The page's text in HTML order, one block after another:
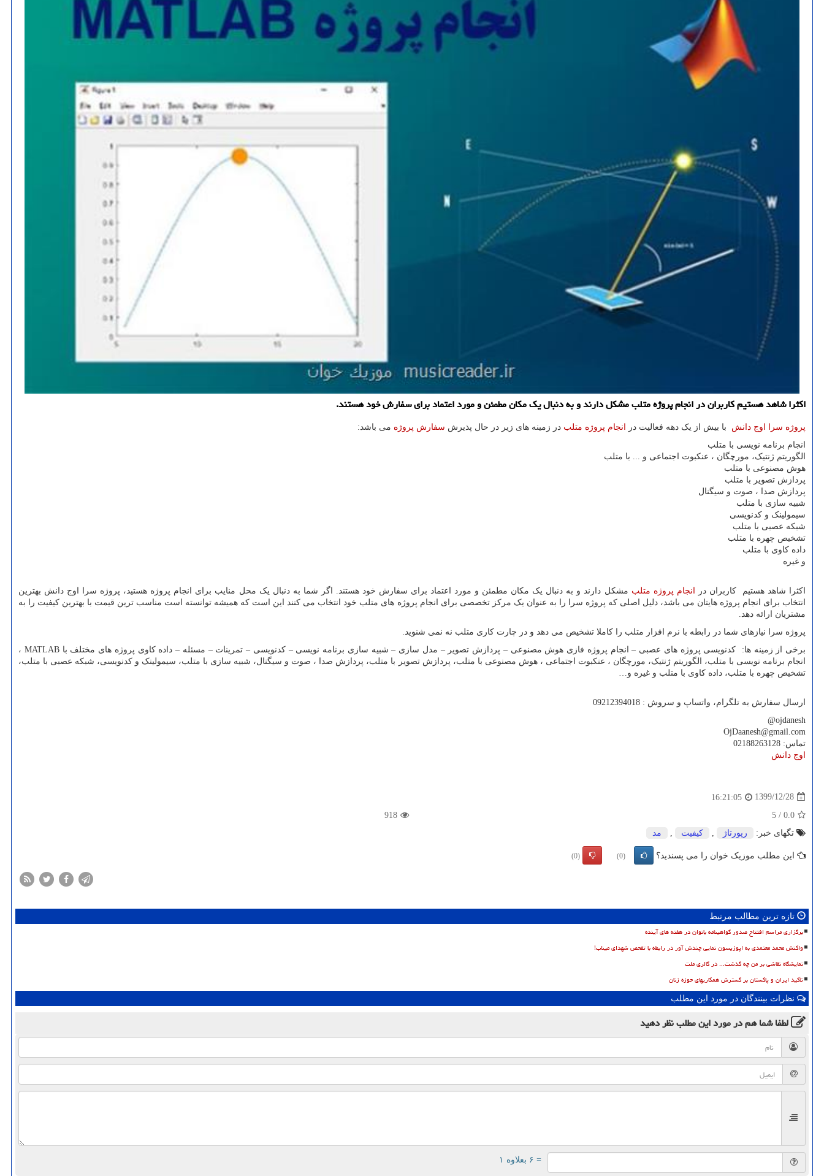
اكثرا شاهد هستیم كاربران در انجام پروژه متلب مشكل دارند و به دنبال یك مكان مطمئن و مورد اعتماد برای سفارش خود هستند.
پروژه سرا اوج دانش با بیش از یک دهه فعالیت در انجام پروژه متلب در زمینه های زیر در حال پذیرش سفارش پروژه می باشد:
انجام برنامه نویسی با متلب
الگوریتم ژنتیک، مورچگان ، عنکبوت اجتماعی و ... با متلب
هوش مصنوعی با متلب
پردازش تصویر با متلب
پردازش صدا ، صوت و سیگنال
شبیه سازی با متلب
سیمولینک و کدنویسی
شبکه عصبی با متلب
تشخیص چهره با متلب
داده کاوی با متلب
و غیره
اکثرا شاهد هستیم کاربران در انجام پروژه متلب مشکل دارند و به دنبال یک مکان مطمئن و مورد اعتماد برای سفارش خود هستند. اگر شما به دنبال یک محل منایب برای انجام پروژه هستید، پروژه سرا اوج دانش بهترین
انتخاب برای انجام پروژه هایتان می باشد، دلیل اصلی که پروژه سرا را به عنوان یک مرکز تخصصی برای انجام پروژه های متلب خود انتخاب می کنند این است که همیشه توانسته است مناسب ترین قیمت با بهترین کیفیت را به
مشتریان ارائه دهد.
پروژه سرا نیازهای شما در رابطه با نرم افزار متلب را کاملا تشخیص می دهد و در چارت کاری متلب نه نمی شنوید.
برخی از زمینه ها: کدنویسی پروژه های عصبی – انجام پروژه فازی هوش مصنوعی – پردازش تصویر – مدل سازی – شبیه سازی برنامه نویسی – کدنویسی – تمرینات – مسئله – داده کاوی پروژه های مختلف با MATLAB ،
انجام برنامه نویسی با متلب، الگوریتم ژنتیک، مورچگان ، عنکبوت اجتماعی ، هوش مصنوعی با متلب، پردازش تصویر با متلب، پردازش صدا ، صوت و سیگنال، شبیه سازی با متلب، سیمولینک و کدنویسی، شبکه عصبی با متلب،
تشخیص چهره با متلب، داده کاوی با متلب و غیره و…
ارسال سفارش به تلگرام، واتساپ و سروش : 09212394018
@ojdanesh
OjDaanesh@gmail.com
تماس: 02188263128
اوج دانش
1399/12/28
16:21:05
0.0
/
5
918
تگهای خبر:
رپورتاژ , كیفیت , مد
این مطلب موزیک خوان را می پسندید؟ (0)
(0)
تازه ترین مطالب مرتبط
برگزاری مراسم افتتاح صدور گواهینامه بانوان در هفته های آینده
واکنش محمد معتمدی به اپوزیسون نمایی چندش آور در رابطه با تفحص شهدای میناب!
نمایشگاه نقاشی بر من چه گذشت... در گالری ملت
تأکید ایران و پاکستان بر گسترش همکاریهای حوزه زنان
نظرات بینندگان در مورد این مطلب
لطفا شما همدر مورد این مطلبنظر دهید
= ۶ بعلاوه ۱